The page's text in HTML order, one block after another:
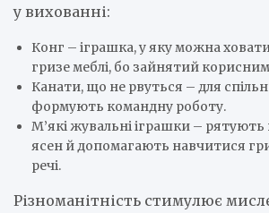
у вихованні:
Конг – іграшка, у яку можна
гризе меблі, бо зайнятий
Канати, що не рвуться – для
формують командну роботу.
М’які жувальні іграшки – рятують
ясен й допомагають навчитися
речі.
Різноманітність стимулює